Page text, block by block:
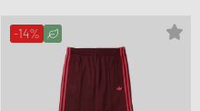
-14%